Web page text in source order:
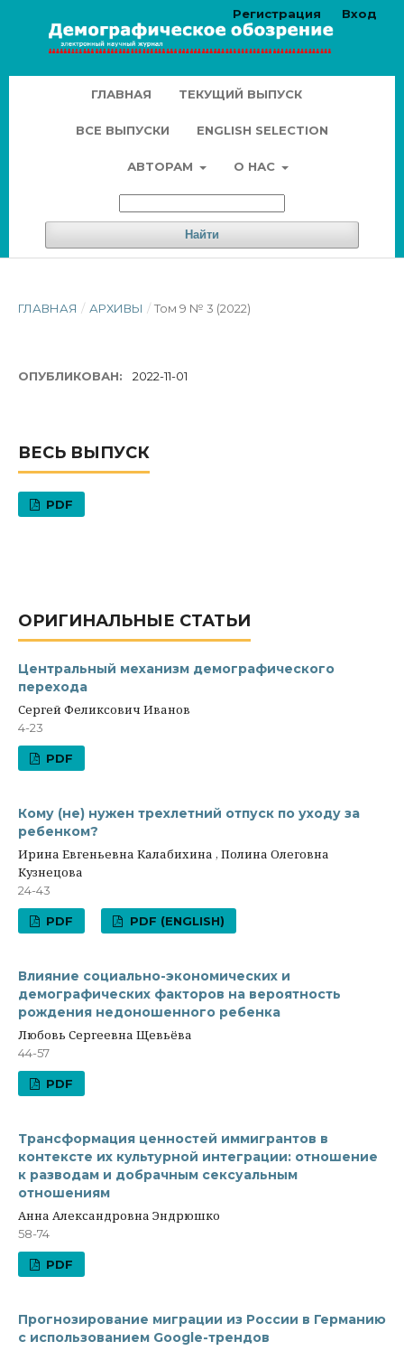
ГЛАВНАЯ ТЕКУЩИЙ ВЫПУСК
ВСЕ ВЫПУСКИ ENGLISH SELECTION
АВТОРАМ О НАС
Найти
Регистрация Вход
ГЛАВНАЯ / АРХИВЫ / Том 9 № 3 (2022)
ОПУБЛИКОВАН: 2022-11-01
ВЕСЬ ВЫПУСК
PDF
ОРИГИНАЛЬНЫЕ СТАТЬИ
Центральный механизм демографического
перехода
Сергей Феликсович Иванов
4-23
PDF
Кому (не) нужен трехлетний отпуск по уходу за
ребенком?
Ирина Евгеньевна Калабихина , Полина Олеговна
Кузнецова
24-43
PDF PDF (ENGLISH)
Влияние социально-экономических и
демографических факторов на вероятность
рождения недоношенного ребенка
Любовь Сергеевна Щевьёва
44-57
PDF
Трансформация ценностей иммигрантов в
контексте их культурной интеграции: отношение
к разводам и добрачным сексуальным
отношениям
Анна Александровна Эндрюшко
58-74
PDF
Прогнозирование миграции из России в Германию
с использованием Google-трендов